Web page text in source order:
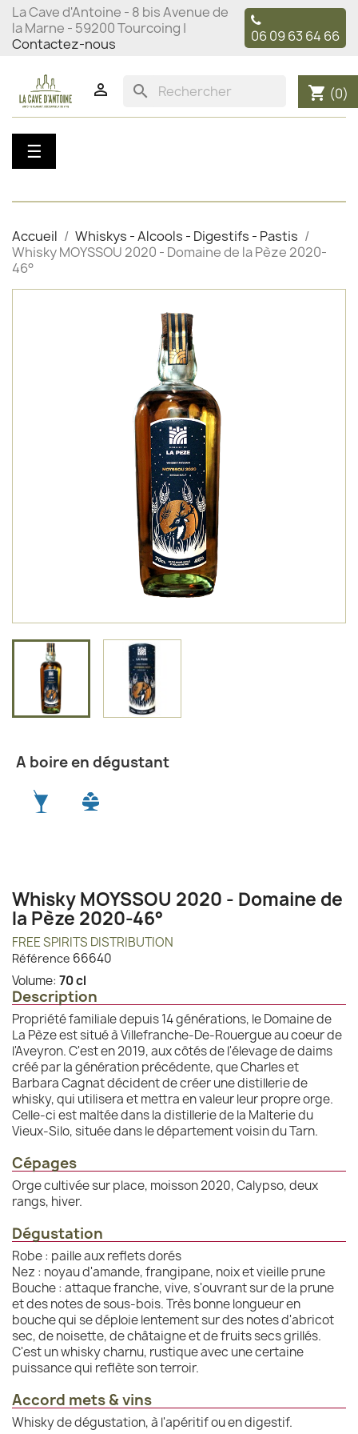
La Cave d'Antoine - 8 bis Avenue de
la Marne - 59200 Tourcoing |
Contactez-nous
06 09 63 64 66
 search shopping_cart (0)
Basculer
la
☰
Accueil
Whiskys - Alcools - Digestifs - Pastis
Whisky MOYSSOU 2020 - Domaine de la Pèze 2020-
46°
A boire en dégustant
Whisky MOYSSOU 2020 - Domaine de
la Pèze 2020-46°
FREE SPIRITS DISTRIBUTION
Référence 66640
Volume: 70 cl
Description
Propriété familiale depuis 14 générations, le Domaine de
La Pèze est situé à Villefranche-De-Rouergue au coeur de
l'Aveyron. C'est en 2019, aux côtés de l'élevage de daims
créé par la génération précédente, que Charles et
Barbara Cagnat décident de créer une distillerie de
whisky, qui utilisera et mettra en valeur leur propre orge.
Celle-ci est maltée dans la distillerie de la Malterie du
Vieux-Silo, située dans le département voisin du Tarn.
Cépages
Orge cultivée sur place, moisson 2020, Calypso, deux
rangs, hiver.
Dégustation
Robe : paille aux reflets dorés
Nez : noyau d'amande, frangipane, noix et vieille prune
Bouche : attaque franche, vive, s'ouvrant sur de la prune
et des notes de sous-bois. Très bonne longueur en
bouche qui se déploie lentement sur des notes d'abricot
sec, de noisette, de châtaigne et de fruits secs grillés.
C'est un whisky charnu, rustique avec une certaine
puissance qui reflète son terroir.
Accord mets & vins
Whisky de dégustation, à l'apéritif ou en digestif.